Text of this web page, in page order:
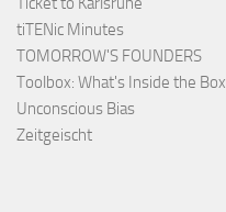
tiTENic Minutes
TOMORROW'S FOUNDERS
Toolbox: What's Inside the Box
Unconscious Bias
Zeitgeischt